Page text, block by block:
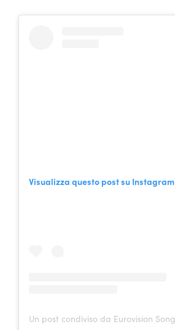
Visualizza questo post su Instagram